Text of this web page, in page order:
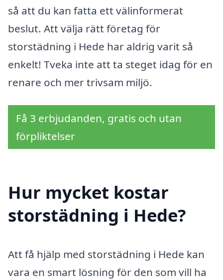
så att du kan fatta ett välinformerat
beslut. Att välja rätt företag för
storstädning i Hede har aldrig varit så
enkelt! Tveka inte att ta steget idag för en
renare och mer trivsam miljö.
Få 3 erbjudanden, gratis och utan
förpliktelser
Hur mycket kostar
storstädning i Hede?
Att få hjälp med storstädning i Hede kan
vara en smart lösning för den som vill ha